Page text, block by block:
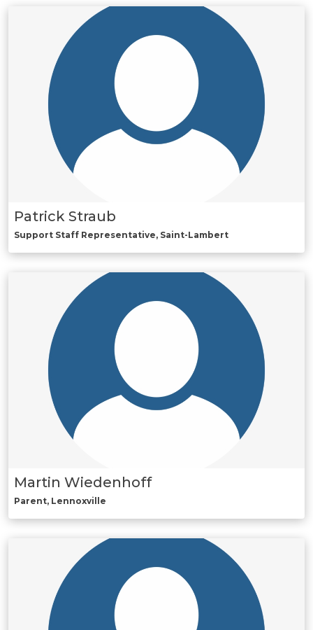
Liens utiles
Patrick Straub
Support Staff Representative, Saint-Lambert
Martin Wiedenhoff
Parent, Lennoxville